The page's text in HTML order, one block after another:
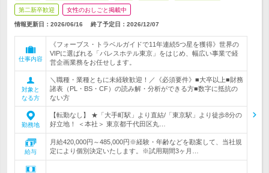
第二新卒歓迎 女性のおしごと掲載中
情報更新日：2026/06/16 終了予定日： 2026/12/07
仕事内容
《フォーブス・トラベルガイドで11年連続5つ星を獲得》世界の
VIPに選ばれる「パレスホテル東京」をはじめ、幅広い事業で経
営企画業務をお任せします。
対象と
なる方
＼職種・業種ともに未経験歓迎！／《必須要件》■大卒以上■財務
諸表（PL・BS・CF）の読み解・分析ができる方■数字に抵抗の
ない方
勤務地
【転勤なし】 ★「大手町駅」より直結/「東京駅」より徒歩8分の
好立地！ ＜本社＞ 東京都千代田区丸…
給与
月給420,000円～485,000円※経験・年齢などを勘案して、当社規
定により個別決定いたします。※試用期間3ヶ月…